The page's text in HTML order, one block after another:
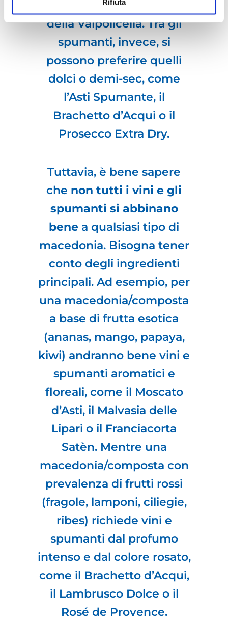
Rifiuta
Pantelleria o il Recioto
della Valpolicella. Tra gli
spumanti, invece, si
possono preferire quelli
dolci o demi-sec, come
l’Asti Spumante, il
Brachetto d’Acqui o il
Prosecco Extra Dry.
Tuttavia, è bene sapere
che non tutti i vini e gli
spumanti si abbinano
bene a qualsiasi tipo di
macedonia. Bisogna tener
conto degli ingredienti
principali. Ad esempio, per
una macedonia/composta
a base di frutta esotica
(ananas, mango, papaya,
kiwi) andranno bene vini e
spumanti aromatici e
floreali, come il Moscato
d’Asti, il Malvasia delle
Lipari o il Franciacorta
Satèn. Mentre una
macedonia/composta con
prevalenza di frutti rossi
(fragole, lamponi, ciliegie,
ribes) richiede vini e
spumanti dal profumo
intenso e dal colore rosato,
come il Brachetto d’Acqui,
il Lambrusco Dolce o il
Rosé de Provence.